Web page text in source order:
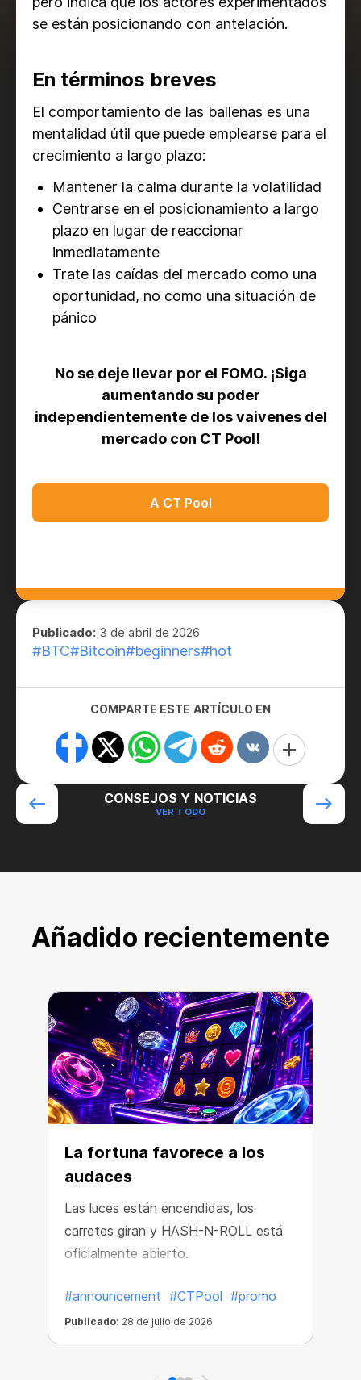
se están posicionando con antelación.
En términos breves
El comportamiento de las ballenas es una
mentalidad útil que puede emplearse para el
crecimiento a largo plazo:
Mantener la calma durante la volatilidad
Centrarse en el posicionamiento a largo
plazo en lugar de reaccionar
inmediatamente
Trate las caídas del mercado como una
oportunidad, no como una situación de
pánico
No se deje llevar por el FOMO. ¡Siga
aumentando su poder
independientemente de los vaivenes del
mercado con CT Pool!
A CT Pool
Publicado: 3 de abril de 2026
#BTC#Bitcoin#beginners#hot
COMPARTE ESTE ARTÍCULO EN
CONSEJOS Y NOTICIAS
VER TODO
Añadido recientemente
La fortuna favorece a los
audaces
Las luces están encendidas, los
carretes giran y HASH-N-ROLL está
oficialmente abierto.
#announcement #CTPool #promo
Publicado: 28 de julio de 2026